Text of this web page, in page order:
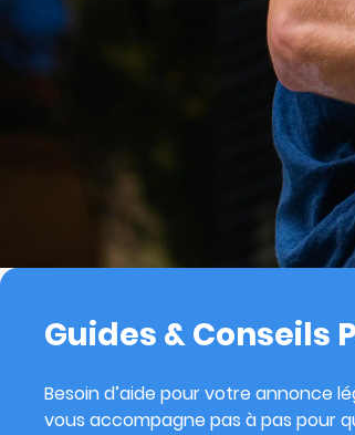
Guides & Conseils
Besoin d’aide pour votre annonce
vous accompagne pas à pas pour